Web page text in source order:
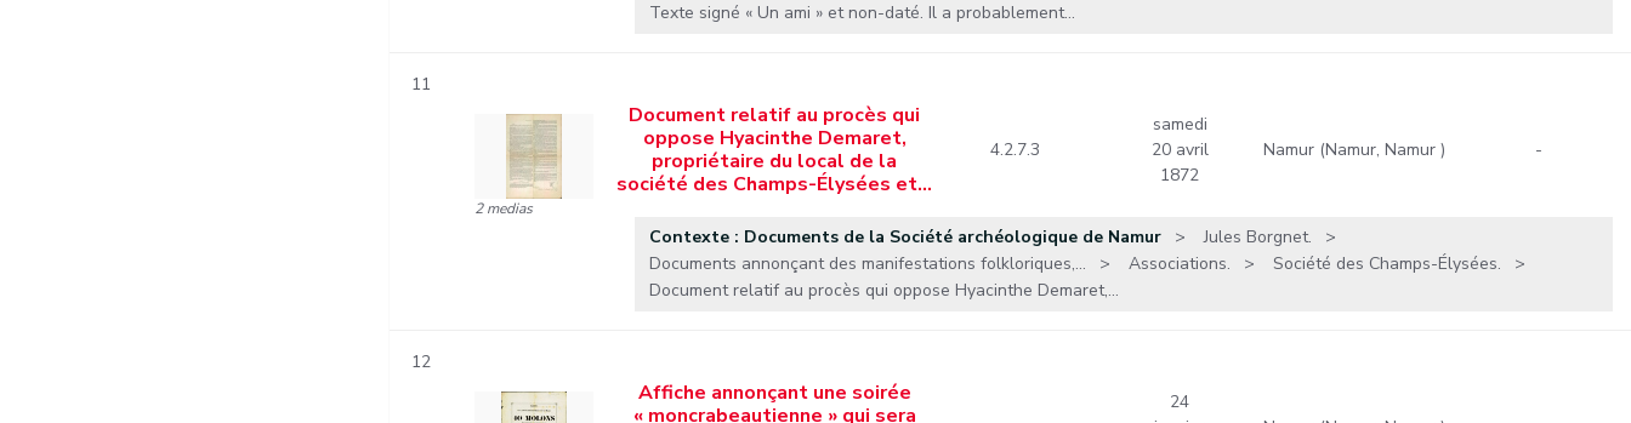
Texte signé « Un ami » et non-daté. Il a probablement...
11
2 medias
Document relatif au procès qui
oppose Hyacinthe Demaret,
propriétaire du local de la
société des Champs-Élysées et…
4.2.7.3
samedi
20 avril
1872
Namur (Namur, Namur ) -
Contexte : Documents de la Société archéologique de Namur
Jules Borgnet.
Documents annonçant des manifestations folkloriques,...
Associations.
Société des Champs-Élysées.
Document relatif au procès qui oppose Hyacinthe Demaret,...
12
Affiche annonçant une soirée
« moncrabeautienne » qui sera
24